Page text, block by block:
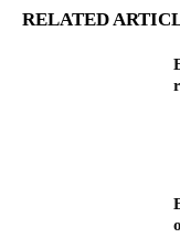
RELATED